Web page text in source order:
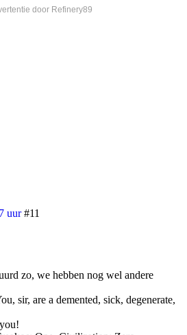
door Refinery89
uur #11
zo, we hebben nog wel andere
sir, are a demented, sick, degenerate,